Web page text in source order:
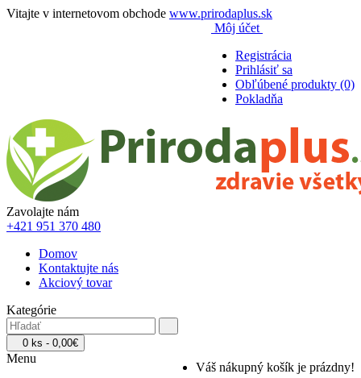
Vitajte v internetovom obchode www.prirodaplus.sk
Môj účet
Registrácia
Prihlásiť sa
Obľúbené produkty (0)
Pokladňa
Zavolajte nám
+421 951 370 480
Domov
Kontaktujte nás
Akciový tovar
Kategórie
0 ks - 0,00€
Váš nákupný košík je prázdny!
Menu